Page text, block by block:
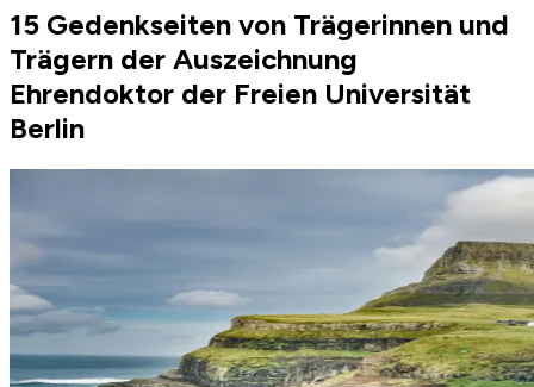
15 Gedenkseiten von Trägerinnen und
Trägern der Auszeichnung
Ehrendoktor der Freien Universität
Berlin